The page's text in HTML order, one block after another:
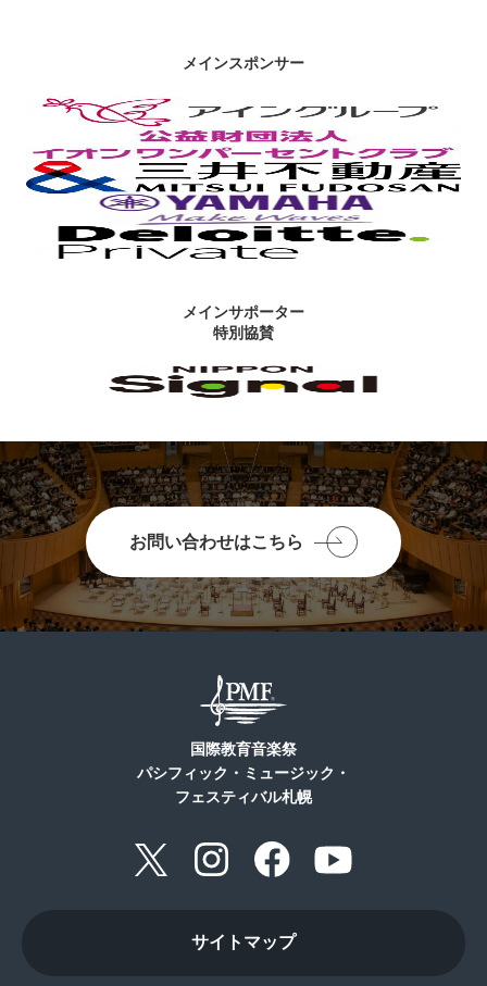
メインスポンサー
メインサポーター
特別協賛
お問い合わせはこちら
国際教育音楽祭
パシフィック・ミュージック・
フェスティバル札幌
サイトマップ